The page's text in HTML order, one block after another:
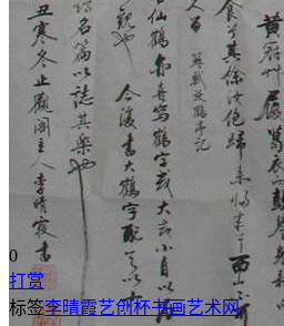
0
打赏
标签李晴霞艺创杯书画艺术网